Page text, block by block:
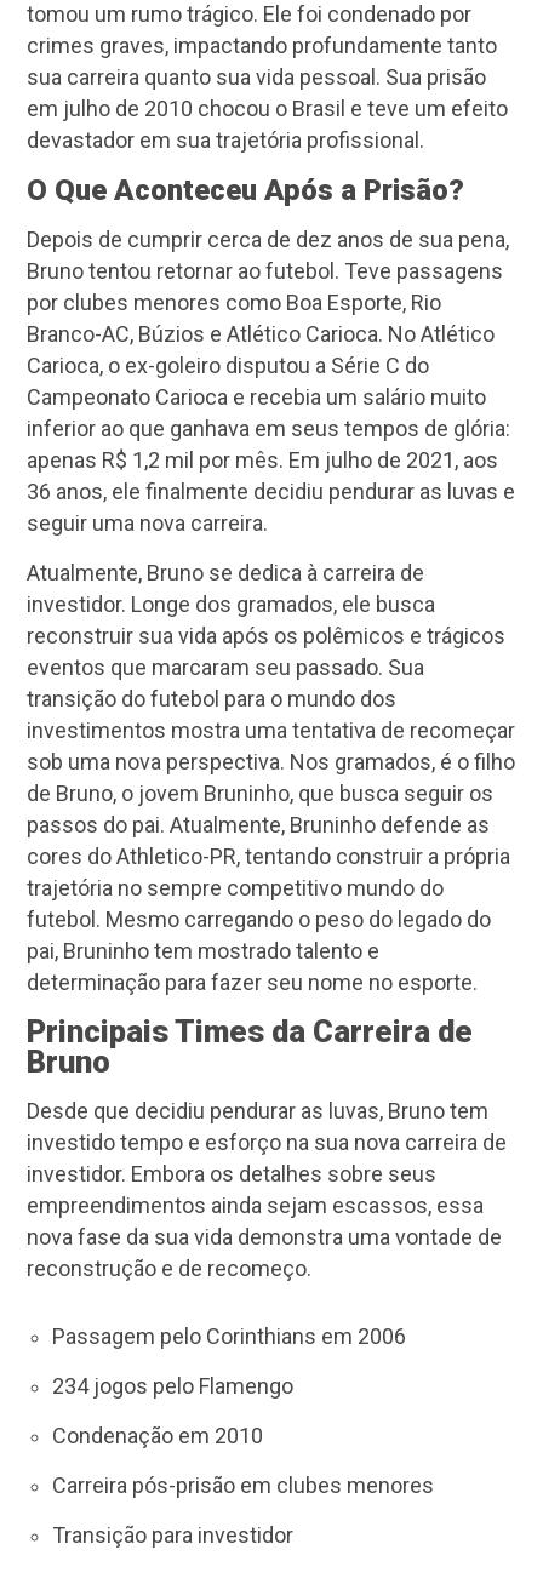
tomou um rumo trágico. Ele foi condenado por
crimes graves, impactando profundamente tanto
sua carreira quanto sua vida pessoal. Sua prisão
em julho de 2010 chocou o Brasil e teve um efeito
devastador em sua trajetória profissional.
O Que Aconteceu Após a Prisão?
Depois de cumprir cerca de dez anos de sua pena,
Bruno tentou retornar ao futebol. Teve passagens
por clubes menores como Boa Esporte, Rio
Branco-AC, Búzios e Atlético Carioca. No Atlético
Carioca, o ex-goleiro disputou a Série C do
Campeonato Carioca e recebia um salário muito
inferior ao que ganhava em seus tempos de glória:
apenas R$ 1,2 mil por mês. Em julho de 2021, aos
36 anos, ele finalmente decidiu pendurar as luvas e
seguir uma nova carreira.
Atualmente, Bruno se dedica à carreira de
investidor. Longe dos gramados, ele busca
reconstruir sua vida após os polêmicos e trágicos
eventos que marcaram seu passado. Sua
transição do futebol para o mundo dos
investimentos mostra uma tentativa de recomeçar
sob uma nova perspectiva. Nos gramados, é o filho
de Bruno, o jovem Bruninho, que busca seguir os
passos do pai. Atualmente, Bruninho defende as
cores do Athletico-PR, tentando construir a própria
trajetória no sempre competitivo mundo do
futebol. Mesmo carregando o peso do legado do
pai, Bruninho tem mostrado talento e
determinação para fazer seu nome no esporte.
Principais Times da Carreira de
Bruno
Desde que decidiu pendurar as luvas, Bruno tem
investido tempo e esforço na sua nova carreira de
investidor. Embora os detalhes sobre seus
empreendimentos ainda sejam escassos, essa
nova fase da sua vida demonstra uma vontade de
reconstrução e de recomeço.
Passagem pelo Corinthians em 2006
234 jogos pelo Flamengo
Condenação em 2010
Carreira pós-prisão em clubes menores
Transição para investidor